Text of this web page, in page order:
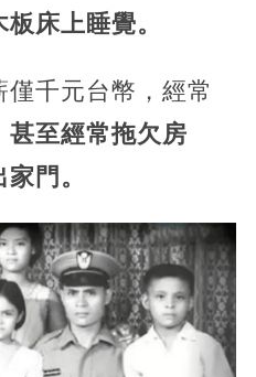
床上睡覺。
僅千元台幣，經常
甚至經常拖欠房
門。